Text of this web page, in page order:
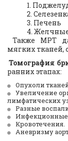
Печень
Также МРТ
мягких тканей,
Томография
ранних этапах:
Опухоли
Увеличение
лимфатических
Разные
Инфекционные
Кровотечения.
Аневризму